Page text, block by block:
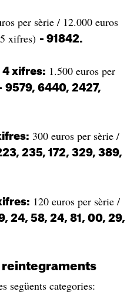
per sèrie / 12.000 euros
xifres) - 91842.
xifres: 1.500 euros per
9579, 6440, 2427,
300 euros per sèrie /
235, 172, 329, 389,
120 euros per sèrie /
24, 58, 24, 81, 00, 29,
reintegraments
següents categories: